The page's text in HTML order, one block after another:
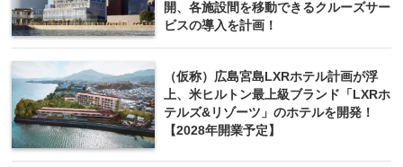
開、各施設間を移動できるクルーズサー
ビスの導入を計画！
（仮称）広島宮島LXRホテル計画が浮
上、米ヒルトン最上級ブランド「LXRホ
テルズ&リゾーツ」のホテルを開発！
【2028年開業予定】